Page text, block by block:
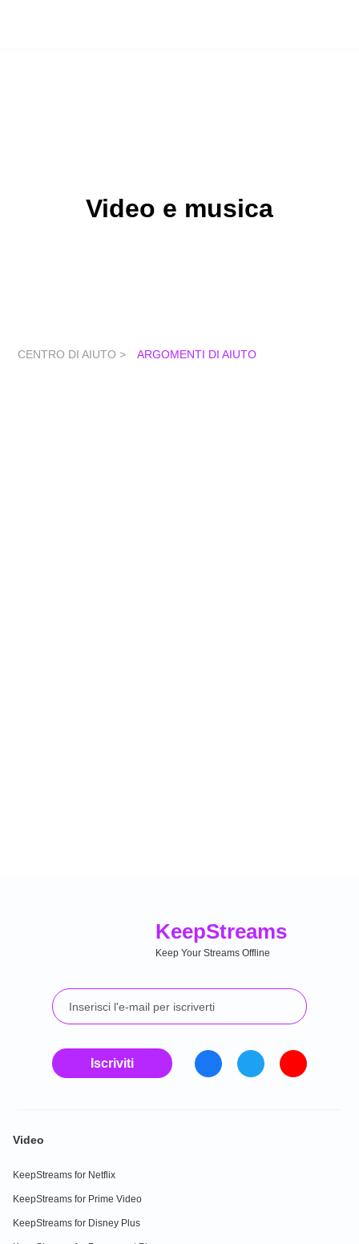
Video e musica
CENTRO DI AIUTO > ARGOMENTI DI AIUTO
KeepStreams
Keep Your Streams Offline
Iscriviti
Video
KeepStreams for Netflix
KeepStreams for Prime Video
KeepStreams for Disney Plus